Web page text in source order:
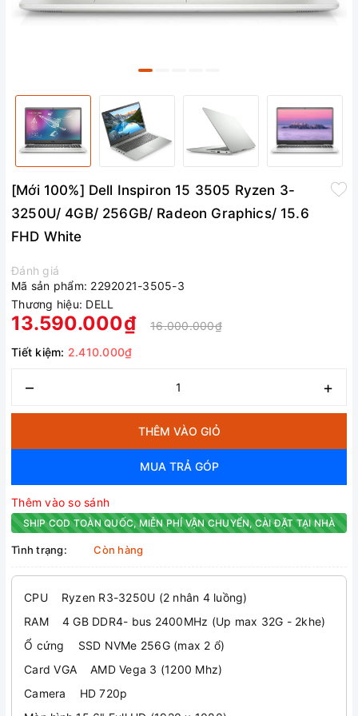
[Mới 100%] Dell Inspiron 15 3505 Ryzen 3-
3250U/ 4GB/ 256GB/ Radeon Graphics/ 15.6
FHD White
Đánh giá
Mã sản phẩm: 2292021-3505-3
Thương hiệu: DELL
13.590.000₫
16.000.000₫
Tiết kiệm: 2.410.000₫
– +
THÊM VÀO GIỎ
MUA TRẢ GÓP
Thêm vào so sánh
SHIP COD TOÀN QUỐC, MIỄN PHÍ VẬN CHUYỂN, CÀI ĐẶT TẠI NHÀ
Tình trạng: Còn hàng
CPU Ryzen R3-3250U (2 nhân 4 luồng)
RAM 4 GB DDR4- bus 2400MHz (Up max 32G - 2khe)
Ổ cứng SSD NVMe 256G (max 2 ổ)
Card VGA AMD Vega 3 (1200 Mhz)
Camera HD 720p